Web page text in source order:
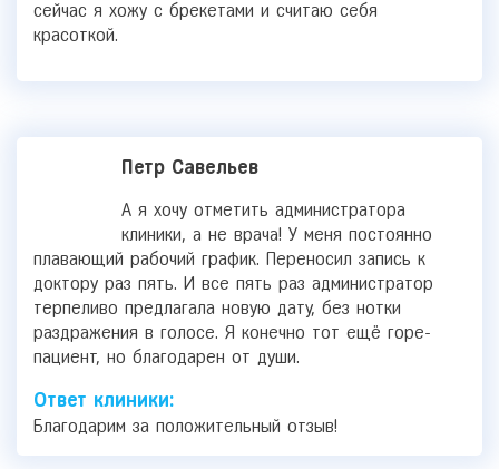
сейчас я хожу с брекетами и считаю себя
красоткой.
Петр Савельев
А я хочу отметить администратора
клиники, а не врача! У меня постоянно
плавающий рабочий график. Переносил запись к
доктору раз пять. И все пять раз администратор
терпеливо предлагала новую дату, без нотки
раздражения в голосе. Я конечно тот ещё горе-
пациент, но благодарен от души.
Ответ клиники:
Благодарим за положительный отзыв!